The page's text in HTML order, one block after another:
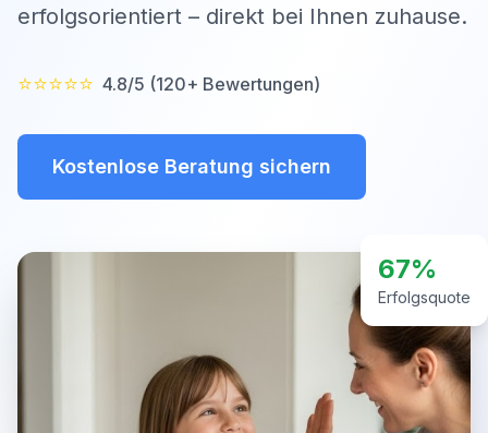
erfolgsorientiert – direkt bei Ihnen zuhause.
⭐⭐⭐⭐⭐ 4.8/5 (120+ Bewertungen)
Kostenlose Beratung sichern
67%
Erfolgsquote